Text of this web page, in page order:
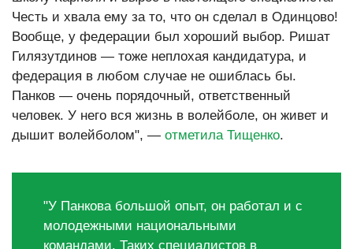
Честь и хвала ему за то, что он сделал в Одинцово!
Вообще, у федерации был хороший выбор. Ришат
Гилязутдинов — тоже неплохая кандидатура, и
федерация в любом случае не ошиблась бы.
Панков — очень порядочный, ответственный
человек. У него вся жизнь в волейболе, он живет и
дышит волейболом", — отметила Тищенко.
"У Панкова большой опыт, он работал и с
молодежными национальными
командами. Таких специалистов в